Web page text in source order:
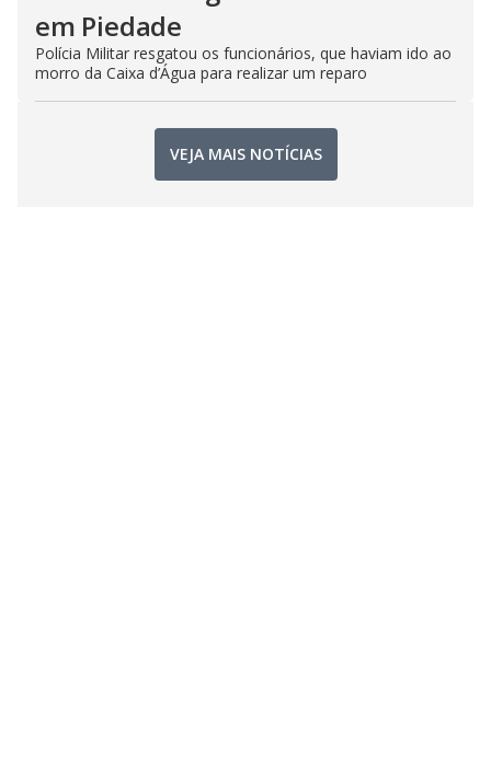
em Piedade
Polícia Militar resgatou os funcionários, que haviam ido ao
morro da Caixa d’Água para realizar um reparo
VEJA MAIS NOTÍCIAS